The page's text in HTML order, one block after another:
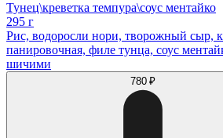
Тунец\креветка темпура\соус ментайко
295 г
Рис, водоросли нори, творожный сыр,
панировочная, филе тунца, соус
шичими
780 ₽